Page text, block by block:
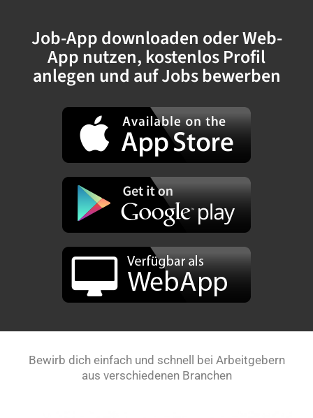
Job-App downloaden oder Web-
App nutzen, kostenlos Profil
anlegen und auf Jobs bewerben
Bewirb dich einfach und schnell bei Arbeitgebern
aus verschiedenen Branchen